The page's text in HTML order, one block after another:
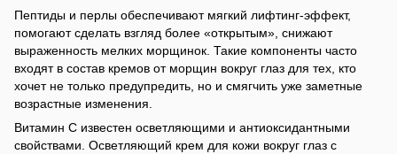
Пептиды и перлы обеспечивают мягкий лифтинг-эффект,
помогают сделать взгляд более «открытым», снижают
выраженность мелких морщинок. Такие компоненты часто
входят в состав кремов от морщин вокруг глаз для тех, кто
хочет не только предупредить, но и смягчить уже заметные
возрастные изменения.
Витамин С известен осветляющими и антиоксидантными
свойствами. Осветляющий крем для кожи вокруг глаз с